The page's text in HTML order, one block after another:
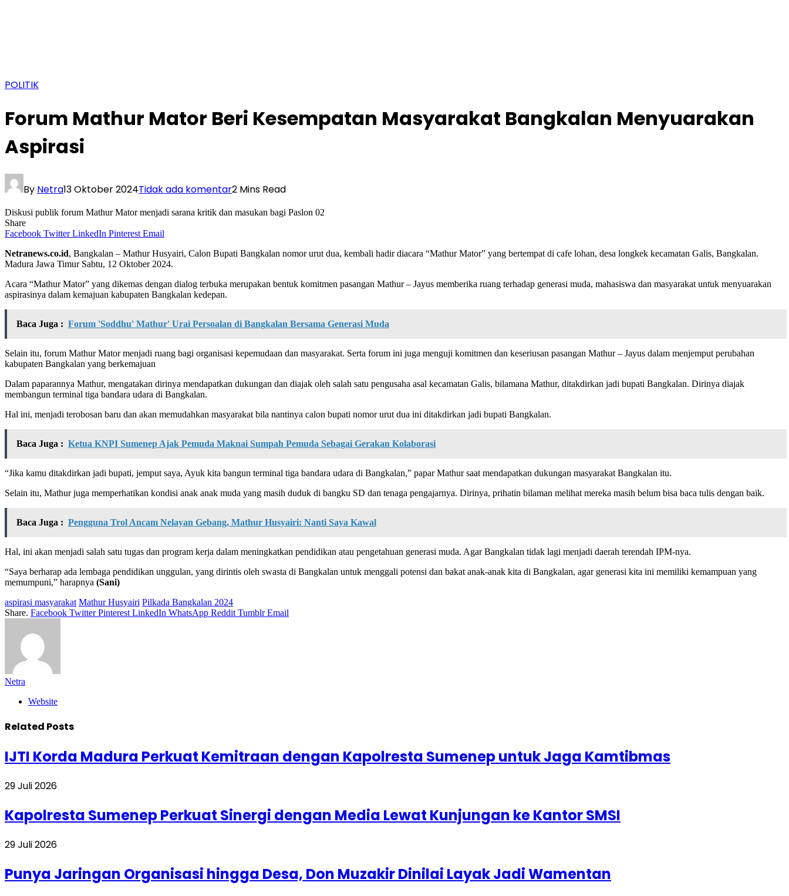
POLITIK
Forum Mathur Mator Beri Kesempatan Masyarakat Bangkalan Menyuarakan
Aspirasi
By Netra13 Oktober 2024Tidak ada komentar2 Mins Read
Diskusi publik forum Mathur Mator menjadi sarana kritik dan masukan bagi Paslon 02
Share
Facebook Twitter LinkedIn Pinterest Email
Netranews.co.id, Bangkalan – Mathur Husyairi, Calon Bupati Bangkalan nomor urut dua, kembali hadir diacara “Mathur Mator” yang bertempat di cafe lohan, desa longkek kecamatan Galis, Bangkalan.
Madura Jawa Timur Sabtu, 12 Oktober 2024.
Acara “Mathur Mator” yang dikemas dengan dialog terbuka merupakan bentuk komitmen pasangan Mathur – Jayus memberika ruang terhadap generasi muda, mahasiswa dan masyarakat untuk menyuarakan
aspirasinya dalam kemajuan kabupaten Bangkalan kedepan.
Baca Juga : Forum 'Soddhu' Mathur' Urai Persoalan di Bangkalan Bersama Generasi Muda
Selain itu, forum Mathur Mator menjadi ruang bagi organisasi kepemudaan dan masyarakat. Serta forum ini juga menguji komitmen dan keseriusan pasangan Mathur – Jayus dalam menjemput perubahan
kabupaten Bangkalan yang berkemajuan
Dalam paparannya Mathur, mengatakan dirinya mendapatkan dukungan dan diajak oleh salah satu pengusaha asal kecamatan Galis, bilamana Mathur, ditakdirkan jadi bupati Bangkalan. Dirinya diajak
membangun terminal tiga bandara udara di Bangkalan.
Hal ini, menjadi terobosan baru dan akan memudahkan masyarakat bila nantinya calon bupati nomor urut dua ini ditakdirkan jadi bupati Bangkalan.
Baca Juga : Ketua KNPI Sumenep Ajak Pemuda Maknai Sumpah Pemuda Sebagai Gerakan Kolaborasi
“Jika kamu ditakdirkan jadi bupati, jemput saya, Ayuk kita bangun terminal tiga bandara udara di Bangkalan,” papar Mathur saat mendapatkan dukungan masyarakat Bangkalan itu.
Selain itu, Mathur juga memperhatikan kondisi anak anak muda yang masih duduk di bangku SD dan tenaga pengajarnya. Dirinya, prihatin bilaman melihat mereka masih belum bisa baca tulis dengan baik.
Baca Juga : Pengguna Trol Ancam Nelayan Gebang, Mathur Husyairi: Nanti Saya Kawal
Hal, ini akan menjadi salah satu tugas dan program kerja dalam meningkatkan pendidikan atau pengetahuan generasi muda. Agar Bangkalan tidak lagi menjadi daerah terendah IPM-nya.
“Saya berharap ada lembaga pendidikan unggulan, yang dirintis oleh swasta di Bangkalan untuk menggali potensi dan bakat anak-anak kita di Bangkalan, agar generasi kita ini memiliki kemampuan yang
memumpuni,” harapnya (Sani)
aspirasi masyarakat Mathur Husyairi Pilkada Bangkalan 2024
Share. Facebook Twitter Pinterest LinkedIn WhatsApp Reddit Tumblr Email
Netra
Website
Related Posts
IJTI Korda Madura Perkuat Kemitraan dengan Kapolresta Sumenep untuk Jaga Kamtibmas
29 Juli 2026
Kapolresta Sumenep Perkuat Sinergi dengan Media Lewat Kunjungan ke Kantor SMSI
29 Juli 2026
Punya Jaringan Organisasi hingga Desa, Don Muzakir Dinilai Layak Jadi Wamentan